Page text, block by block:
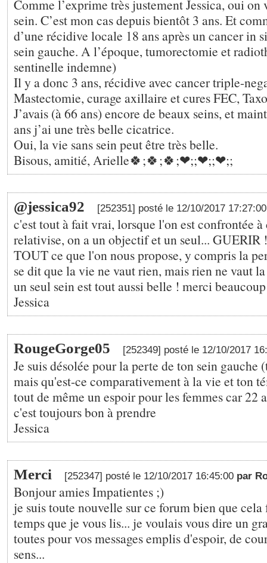
Comme l’exprime très justement Jessica, oui on
sein. C’est mon cas depuis bientôt 3 ans. Et
d’une récidive locale 18 ans après un cancer in
sein gauche. A l’époque, tumorectomie et
sentinelle indemne)
Il y a donc 3 ans, récidive avec cancer triple-
Mastectomie, curage axillaire et cures FEC,
J’avais (à 66 ans) encore de beaux seins, et
ans j’ai une très belle cicatrice.
Oui, la vie sans sein peut être très belle.
Bisous, amitié, Arielle🍀;🍀;🍀;❤;️;❤;️;❤;️;
@jessica92 [252351] posté le 12/10/2017
c'est tout à fait vrai, lorsque l'on est confrontée à
relativise, on a un objectif et un seul... GUERIR
TOUT ce que l'on nous propose, y compris la
se dit que la vie ne vaut rien, mais rien ne vaut
un seul sein est tout aussi belle ! merci
Jessica
RougeGorge05 [252349] posté le 12/10/2017
Je suis désolée pour la perte de ton sein gauche
mais qu'est-ce comparativement à la vie et ton
tout de même un espoir pour les femmes car 22
c'est toujours bon à prendre
Jessica
Merci [252347] posté le 12/10/2017 16:45:00 par
Bonjour amies Impatientes ;)
je suis toute nouvelle sur ce forum bien que cela
temps que je vous lis... je voulais vous dire un
toutes pour vos messages emplis d'espoir, de
sens...